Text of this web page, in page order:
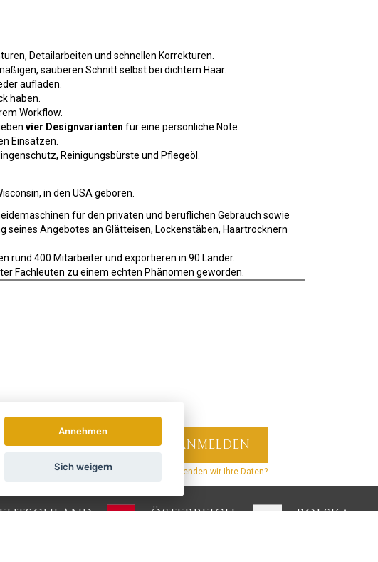
Detailarbeiten und schnellen Korrekturen.
sauberen Schnitt selbst bei dichtem Haar.
aufladen.
haben.
Workflow.
vier Designvarianten für eine persönliche Note.
Einsätzen.
Reinigungsbürste und Pflegeöl.
in den USA geboren.
für den privaten und beruflichen Gebrauch sowie
Angebotes an Glätteisen, Lockenstäben, Haartrocknern
rund 400 Mitarbeiter und exportieren in 90 Länder.
Fachleuten zu einem echten Phänomen geworden.
pro Woche Nachrichten und Rabatte. Wie verwenden wir Ihre Daten?
ÖSTERREICH POLSKA
Annehmen
Sich weigern